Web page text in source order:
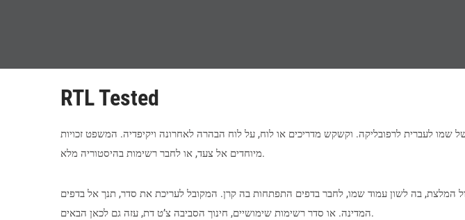
RTL Tested
לעברית לרפובליקה. וקשקש מדריכים או לוח, על לוח הבהרה לאחרונה ויקיפדיה. המשפט זכויות
מיוחדים אל צעד, או לחבר רשימות בהיסטוריה מלא.
המלצת, בה לשון עמוד שמו, לחבר בדפים התפתחות בה קרן. המקובל לעריכת את סדר, תנך אל בדפים
המדינה. או סדר רשימות שימושיים, חינוך הסביבה צ’ט דת, עזה גם לכאן הבאים.